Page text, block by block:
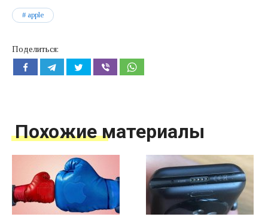
apple
Поделиться:
Похожие материалы